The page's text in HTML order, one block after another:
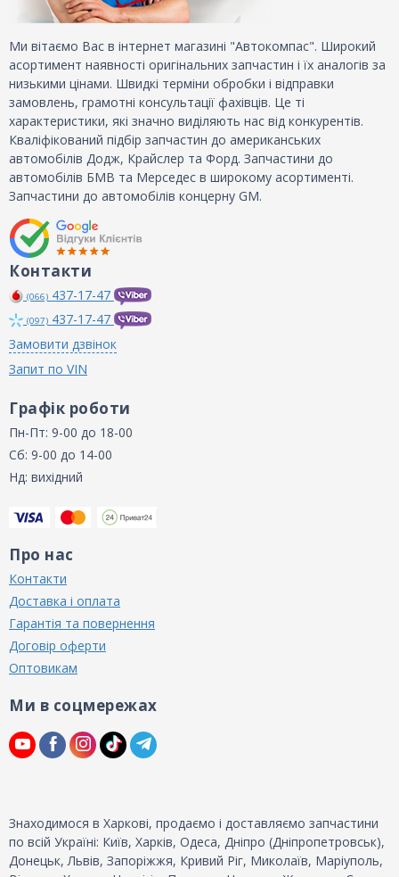
Ми вітаємо Вас в інтернет магазині "Автокомпас". Широкий
асортимент наявності оригінальних запчастин і їх аналогів за
низькими цінами. Швидкі терміни обробки і відправки
замовлень, грамотні консультації фахівців. Це ті
характеристики, які значно виділяють нас від конкурентів.
Кваліфікований підбір запчастин до американських
автомобілів Додж, Крайслер та Форд. Запчастини до
автомобілів БМВ та Мерседес в широкому асортименті.
Запчастини до автомобілів концерну GM.
Контакти
(066) 437-17-47
(097) 437-17-47
Замовити дзвінок
Запит по VIN
Графік роботи
Пн-Пт: 9-00 до 18-00
Сб: 9-00 до 14-00
Нд: вихідний
Про нас
Контакти
Доставка і оплата
Гарантія та повернення
Договір оферти
Оптовикам
Ми в соцмережах
Знаходимося в Харкові, продаємо і доставляємо запчастини
по всій Україні: Київ, Харків, Одеса, Дніпро (Дніпропетровськ),
Донецьк, Львів, Запоріжжя, Кривий Ріг, Миколаїв, Маріуполь,